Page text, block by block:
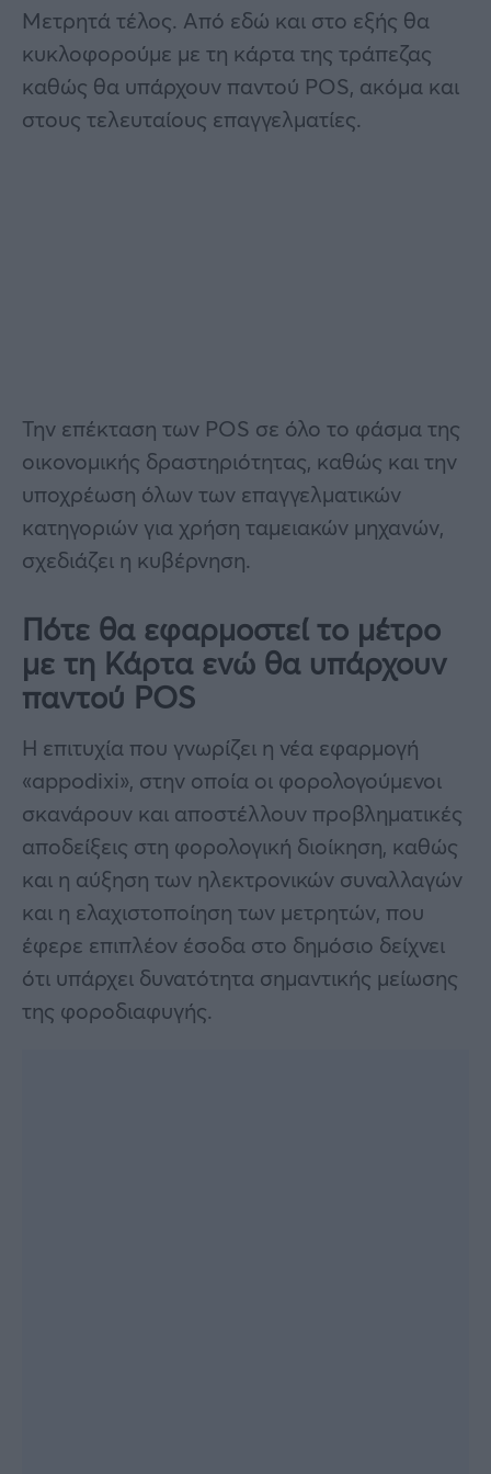
Μετρητά τέλος. Από εδώ και στο εξής θα
κυκλοφορούμε με τη κάρτα της τράπεζας
καθώς θα υπάρχουν παντού POS, ακόμα και
στους τελευταίους επαγγελματίες.
Την επέκταση των POS σε όλο το φάσμα της
οικονομικής δραστηριότητας, καθώς και την
υποχρέωση όλων των επαγγελματικών
κατηγοριών για χρήση ταμειακών μηχανών,
σχεδιάζει η κυβέρνηση.
Πότε θα εφαρμοστεί το μέτρο
με τη Κάρτα ενώ θα υπάρχουν
παντού POS
Η επιτυχία που γνωρίζει η νέα εφαρμογή
«appodixi», στην οποία οι φορολογούμενοι
σκανάρουν και αποστέλλουν προβληματικές
αποδείξεις στη φορολογική διοίκηση, καθώς
και η αύξηση των ηλεκτρονικών συναλλαγών
και η ελαχιστοποίηση των μετρητών, που
έφερε επιπλέον έσοδα στο δημόσιο δείχνει
ότι υπάρχει δυνατότητα σημαντικής μείωσης
της φοροδιαφυγής.